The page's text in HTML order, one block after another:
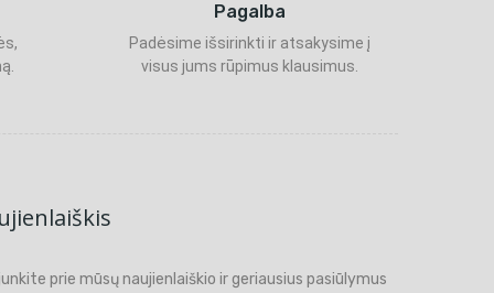
Pagalba
Padėsime išsirinkti ir atsakysime į
visus jums rūpimus klausimus.
prie mūsų naujienlaiškio ir geriausius pasiūlymus